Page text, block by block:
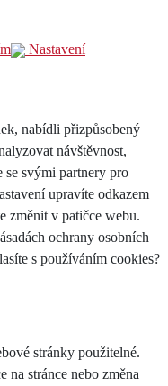
Nastavení
nabídli přizpůsobený
návštěvnost,
se svými partnery pro
upravíte odkazem
změnit v patičce webu.
ochrany osobních
s používáním cookies?
stránky použitelné.
na stránce nebo změna